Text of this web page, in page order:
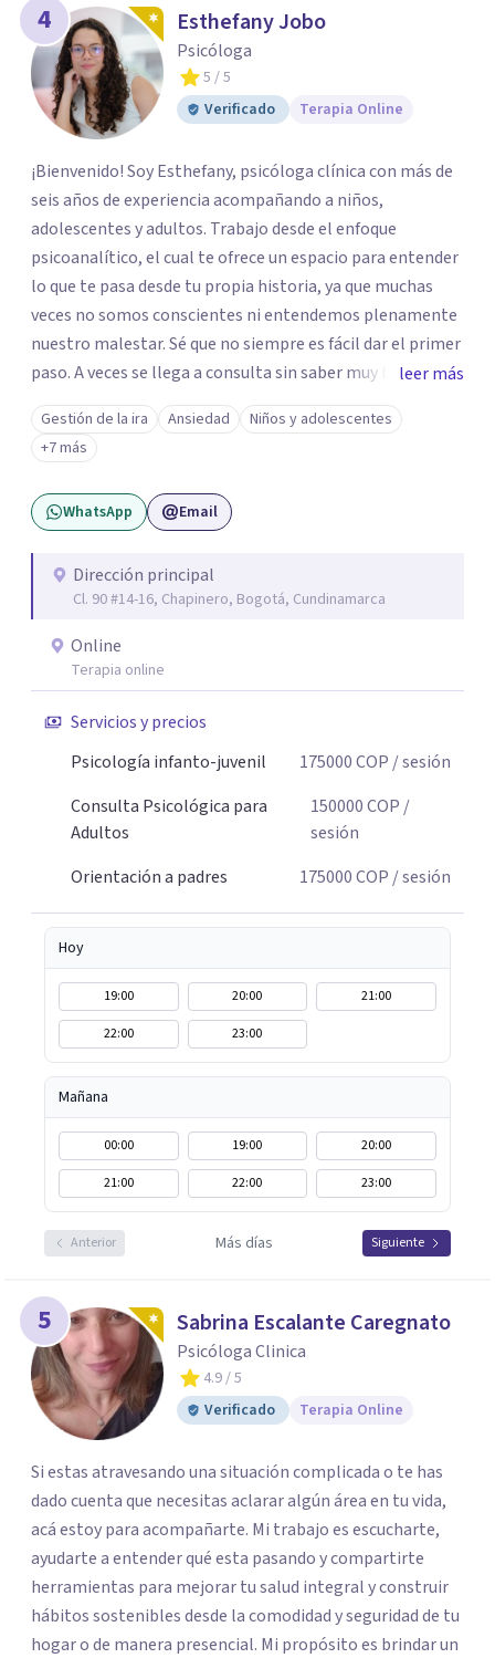
4 Esthefany Jobo
Psicóloga
5 / 5
Verificado
Terapia Online
¡Bienvenido! Soy Esthefany, psicóloga clínica con más de
seis años de experiencia acompañando a niños,
adolescentes y adultos. Trabajo desde el enfoque
psicoanalítico, el cual te ofrece un espacio para entender
lo que te pasa desde tu propia historia, ya que muchas
veces no somos conscientes ni entendemos plenamente
nuestro malestar. Sé que no siempre es fácil dar el primer
paso. A veces se llega a consulta sin saber muy bien qué
decir, o sintiendo que algo no anda bien pero sin poder
nombrarlo. Mi intención es acompañarte en ese proceso,
sin juicios y a tu propio ritmo, para que lo que hoy te pesa
pueda pensarse y transformarse.
leer más
Gestión de la ira Ansiedad
Niños y adolescentes
+7 más
WhatsApp Email
Dirección principal
Cl. 90 #14-16, Chapinero, Bogotá, Cundinamarca
Online
Terapia online
Servicios y precios
Psicología infanto-juvenil
175000COP / sesión
Consulta Psicológica para
Adultos
150000COP /
sesión
Orientación a padres
175000COP / sesión
Hoy
19:00 20:00
21:00
22:00
23:00
Mañana
00:00 19:00
20:00
21:00
22:00 23:00
Anterior Más días Siguiente
5 Sabrina Escalante Caregnato
Psicóloga Clinica
4.9/ 5
Verificado
Terapia Online
Si estas atravesando una situación complicada o te has
dado cuenta que necesitas aclarar algún área en tu vida,
acá estoy para acompañarte. Mi trabajo es escucharte,
ayudarte a entender qué esta pasando y compartirte
herramientas para mejorar tu salud integral y construir
hábitos sostenibles desde la comodidad y seguridad de tu
hogar o de manera presencial. Mi propósito es brindar un